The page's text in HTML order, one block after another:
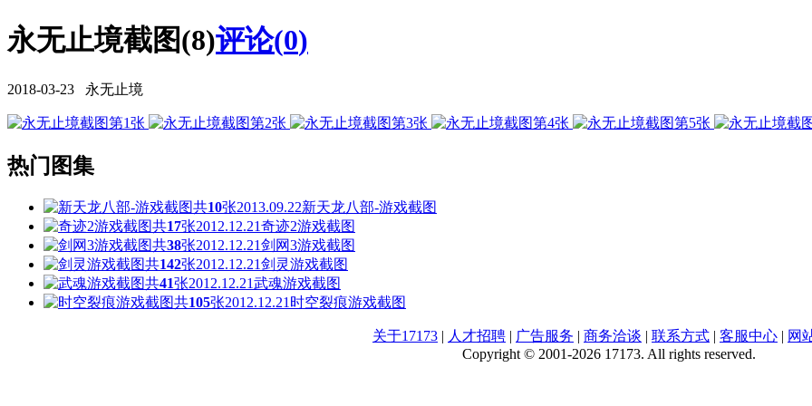
永无止境截图(8)评论(0)
2018-03-23 永无止境
热门图集
共10张2013.09.22新天龙八部-游戏截图
共17张2012.12.21奇迹2游戏截图
共38张2012.12.21剑网3游戏截图
共142张2012.12.21剑灵游戏截图
共41张2012.12.21武魂游戏截图
共105张2012.12.21 时空裂痕游戏截图
关于17173 | 人才招聘 | 广告服务 | 商务洽谈 | 联系方式 | 客服中心 | 网
Copyright © 2001-2026 17173. All rights reserved.